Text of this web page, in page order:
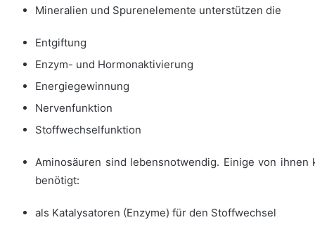
Mineralien und Spurenelemente unterstützen die
Entgiftung
Enzym- und Hormonaktivierung
Energiegewinnung
Nervenfunktion
Stoffwechselfunktion
Aminosäuren sind lebensnotwendig. Einige von
benötigt:
als Katalysatoren (Enzyme) für den Stoffwechsel